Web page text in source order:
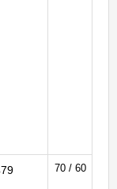
70 / 60